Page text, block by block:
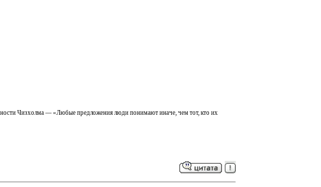
Чизхолма — «Любые предложения люди понимают иначе, чем тот, кто их